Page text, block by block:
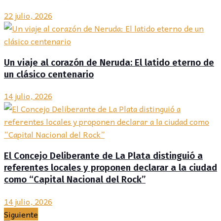
22 julio, 2026
Un viaje al corazón de Neruda: El latido eterno de
un clásico centenario
14 julio, 2026
El Concejo Deliberante de La Plata distinguió a
referentes locales y proponen declarar a la ciudad
como “Capital Nacional del Rock”
14 julio, 2026
Siguiente